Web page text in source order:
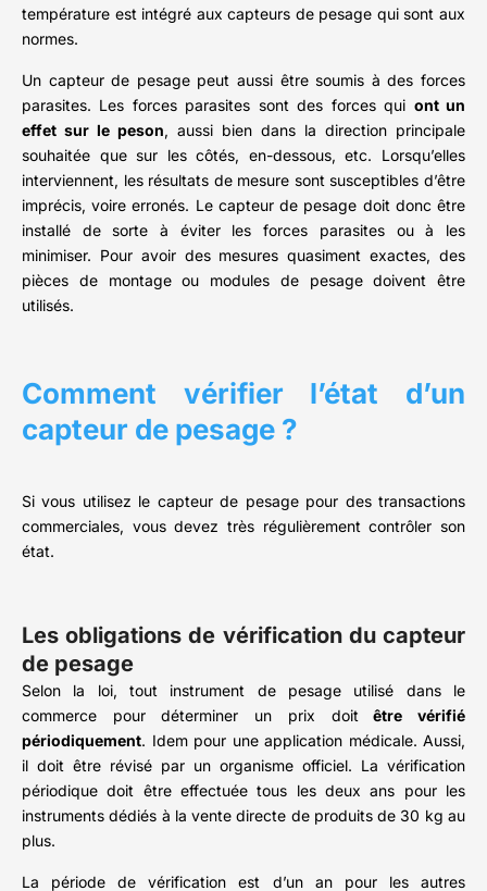
température est intégré aux capteurs de pesage qui sont aux
normes.
Un capteur de pesage peut aussi être soumis à des forces
parasites. Les forces parasites sont des forces qui ont un
effet sur le peson, aussi bien dans la direction principale
souhaitée que sur les côtés, en-dessous, etc. Lorsqu’elles
interviennent, les résultats de mesure sont susceptibles d’être
imprécis, voire erronés. Le capteur de pesage doit donc être
installé de sorte à éviter les forces parasites ou à les
minimiser. Pour avoir des mesures quasiment exactes, des
pièces de montage ou modules de pesage doivent être
utilisés.
Comment vérifier l’état d’un
capteur de pesage ?
Si vous utilisez le capteur de pesage pour des transactions
commerciales, vous devez très régulièrement contrôler son
état.
Les obligations de vérification du capteur
de pesage
Selon la loi, tout instrument de pesage utilisé dans le
commerce pour déterminer un prix doitêtre vérifié
périodiquement. Idem pour une application médicale. Aussi,
il doit être révisé par un organisme officiel. La vérification
périodique doit être effectuée tous les deux ans pour les
instruments dédiés à la vente directe de produits de 30 kg au
plus.
La période de vérification est d’un an pour les autres